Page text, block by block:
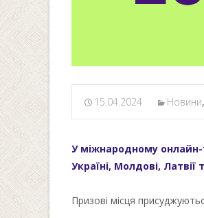
15.04.2024 Новини,
У міжнародному онлайн-
Україні, Молдові, Латвії
Призові місця